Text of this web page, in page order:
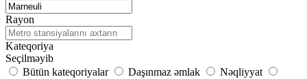
Rayon
Kateqoriya
Seçilməyib
Bütün kateqoriyalar
Daşınmaz əmlak
Nəqliyyat